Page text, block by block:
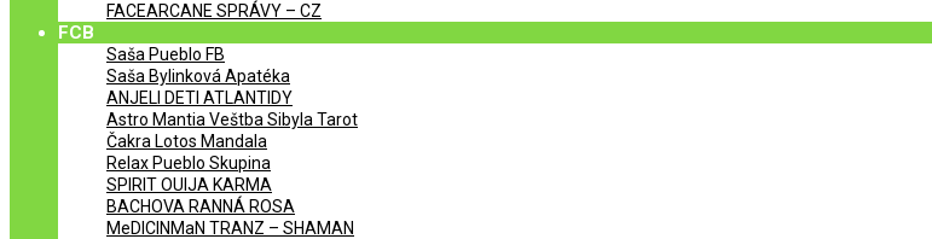
FACEARCANE SPRÁVY – CZ
FCB
Saša Pueblo FB
Saša Bylinková Apatéka
ANJELI DETI ATLANTIDY
Astro Mantia Veštba Sibyla Tarot
Čakra Lotos Mandala
Relax Pueblo Skupina
SPIRIT OUIJA KARMA
BACHOVA RANNÁ ROSA
MeDICINMaN TRANZ – SHAMAN